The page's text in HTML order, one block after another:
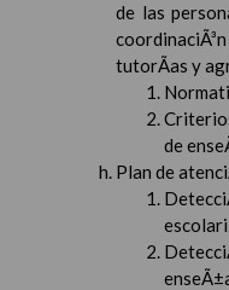
de las
tutorÃ­as y
de
Plan de